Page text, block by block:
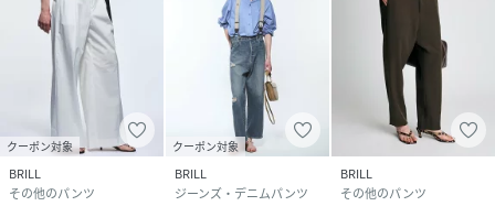
クーポン対象
BRILL
その他のパンツ
クーポン対象
BRILL
ジーンズ・デニムパンツ
BRILL
その他のパンツ